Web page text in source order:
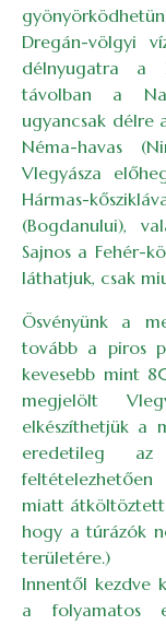
Dregán-völgyi
délnyugatra a
távolban a
ugyancsak délre
Néma-havas
Vlegyásza
Hármas-
(Bogdanului),
Sajnos a Fehér-
láthatjuk, csak
Ösvényünk a
tovább a piros
kevesebb mint
megjelölt
elkészíthetjük a
eredetileg
miatt
hogy a túrázók
területére.)
Innentől kezdve
a folyamatos